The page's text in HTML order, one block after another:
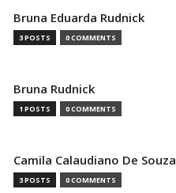
Bruna Eduarda Rudnick
3 POSTS 0 COMMENTS
Bruna Rudnick
1 POSTS 0 COMMENTS
Camila Calaudiano De Souza
3 POSTS 0 COMMENTS